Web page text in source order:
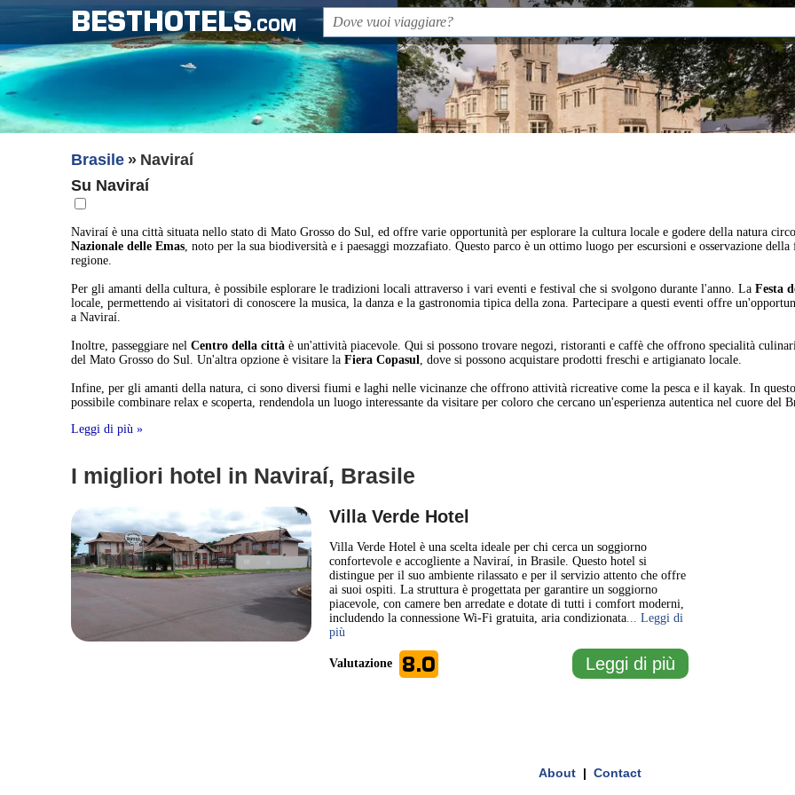
BESTHOTELS.COM
Brasile
Naviraí
Su Naviraí
Naviraí è una città situata nello stato di Mato Grosso do Sul, ed offre varie opportunità per esplorare la cultura locale e godere della natura
Nazionale delle Emas, noto per la sua biodiversità e i paesaggi mozzafiato. Questo parco è un ottimo luogo per escursioni e osservazione
regione.
Per gli amanti della cultura, è possibile esplorare le tradizioni locali attraverso i vari eventi e festival che si svolgono durante l'anno. LaFesta
locale, permettendo ai visitatori di conoscere la musica, la danza e la gastronomia tipica della zona. Partecipare a questi eventi offre
a Naviraí.
Inoltre, passeggiare nelCentro della città è un'attività piacevole. Qui si possono trovare negozi, ristoranti e caffè che offrono specialità
del Mato Grosso do Sul. Un'altra opzione è visitare laFiera Copasul, dove si possono acquistare prodotti freschi e artigianato locale.
Infine, per gli amanti della natura, ci sono diversi fiumi e laghi nelle vicinanze che offrono attività ricreative come la pesca e il kayak. In
possibile combinare relax e scoperta, rendendola un luogo interessante da visitare per coloro che cercano un'esperienza autentica nel cuore del
Leggi di più »
I migliori hotel in Naviraí, Brasile
Villa Verde Hotel
Villa Verde Hotel è una scelta ideale per chi cerca un soggiorno
confortevole e accogliente a Naviraí, in Brasile. Questo hotel si
distingue per il suo ambiente rilassato e per il servizio attento che offre
ai suoi ospiti. La struttura è progettata per garantire un soggiorno
piacevole, con camere ben arredate e dotate di tutti i comfort moderni,
includendo la connessione Wi-Fi gratuita, aria condizionata... Leggi di
più
Valutazione 8.0 Leggi di più
About |Contact